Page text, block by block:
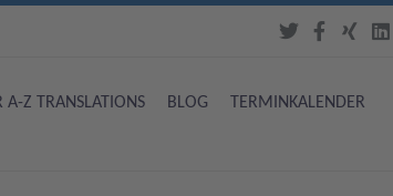
A-Z TRANSLATIONS BLOG TERMINKALENDER